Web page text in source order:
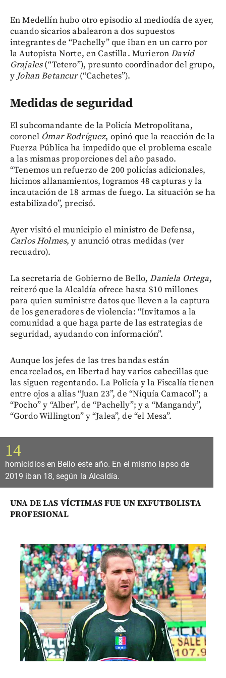
En Medellín hubo otro episodio al mediodía de ayer,
cuando sicarios abalearon a dos supuestos
integrantes de “Pachelly” que iban en un carro por
la Autopista Norte, en Castilla. MurieronDavid
Grajales(“Tetero”), presunto coordinador del grupo,
y Johan Betancur(“Cachetes”).
Medidas de seguridad
El subcomandante de la Policía Metropolitana,
coronel Ómar Rodríguez, opinó que la reacción de la
Fuerza Pública ha impedido que el problema escale
a las mismas proporciones del año pasado.
“Tenemos un refuerzo de 200 policías adicionales,
hicimos allanamientos, logramos 48 capturas y la
incautación de 18 armas de fuego. La situación se ha
estabilizado”, precisó.
Ayer visitó el municipio el ministro de Defensa,
Carlos Holmes, y anunció otras medidas (ver
recuadro).
La secretaria de Gobierno de Bello,Daniela Ortega,
reiteró que la Alcaldía ofrece hasta $10 millones
para quien suministre datos que lleven a la captura
de los generadores de violencia: “Invitamos a la
comunidad a que haga parte de las estrategias de
seguridad, ayudando con información”.
Aunque los jefes de las tres bandas están
encarcelados, en libertad hay varios cabecillas que
las siguen regentando. La Policía y la Fiscalía tienen
entre ojos a alias “Juan 23”, de “Niquía Camacol”; a
“Pocho” y “Alber”, de “Pachelly”; y a “Mangandy”,
“Gordo Willington” y “Jalea”, de “el Mesa”.
14
homicidios en Bello este año. En el mismo lapso de
2019 iban 18, según la Alcaldía.
UNA DE LAS VÍCTIMAS FUE UN EXFUTBOLISTA
PROFESIONAL